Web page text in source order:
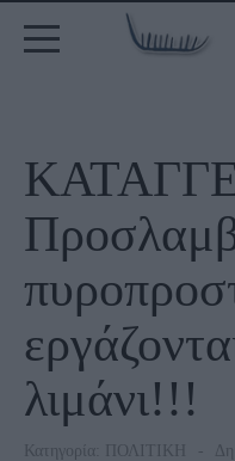
λιμάνι!!!
Κατηγορία: ΠΟΛΙΤΙΚΗ